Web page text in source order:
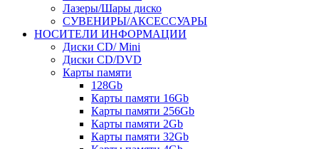
Лазеры/Шары диско
СУВЕНИРЫ/АКСЕССУАРЫ
НОСИТЕЛИ ИНФОРМАЦИИ
Диски CD/ Mini
Диски CD/DVD
Карты памяти
128Gb
Карты памяти 16Gb
Карты памяти 256Gb
Карты памяти 2Gb
Карты памяти 32Gb